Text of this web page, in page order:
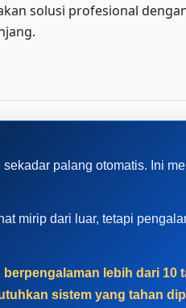
solusi profesional
sekadar palang otomatis. Ini
mirip dari luar, tetapi
berpengalaman lebih dari
sistem yang tahan